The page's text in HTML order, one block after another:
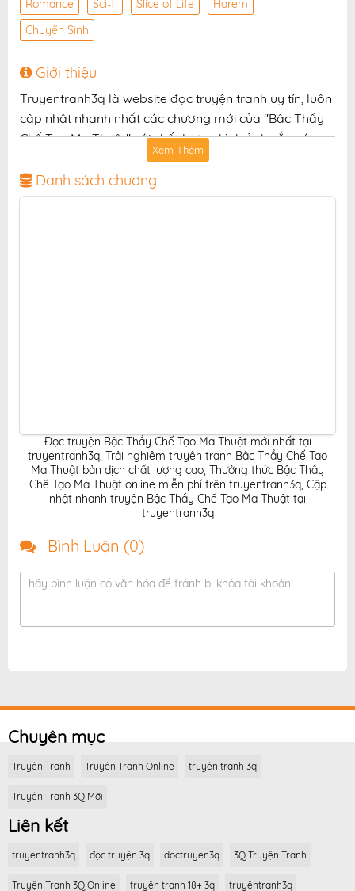
Romance
Sci-fi Slice of Life
Harem
Chuyển Sinh
Giới thiệu
Truyentranh3q là website đọc truyện tranh uy tín, luôn
cập nhật nhanh nhất các chương mới của "Bậc Thầy
Chế Tạo Ma Thuật" với chất lượng hình ảnh sắc nét,
bản dịch chuẩn và giao diện thân thiện, mang đến trải
nghiệm đọc truyện hấp dẫn, tiện lợi, hoàn toàn miễn
phí cho độc giả yêu thích truyện tranh online.
Xem Thêm
Danh sách chương
Đọc truyện Bậc Thầy Chế Tạo Ma Thuật mới nhất tại
truyentranh3q, Trải nghiệm truyện tranh Bậc Thầy Chế Tạo
Ma Thuật bản dịch chất lượng cao, Thưởng thức Bậc Thầy
Chế Tạo Ma Thuật online miễn phí trên truyentranh3q, Cập
nhật nhanh truyện Bậc Thầy Chế Tạo Ma Thuật tại
truyentranh3q
Bình Luận (0)
hãy bình luận có văn hóa để tránh bị khóa tài khoản
Chuyên mục
Truyện Tranh Truyện Tranh Online truyện tranh 3q
Truyện Tranh 3Q Mới
Liên kết
truyentranh3q đọc truyện 3q doctruyen3q 3Q Truyện Tranh
Truyện Tranh 3Q Online truyện tranh 18+ 3q truyệntranh3q